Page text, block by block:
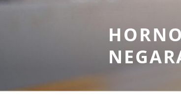
Skip